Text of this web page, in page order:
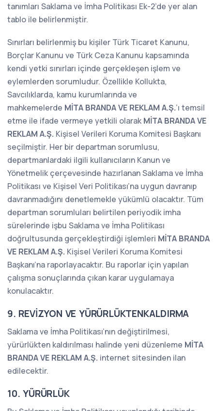
tanımları Saklama ve İmha Politikası Ek-2’de yer alan
tablo ile belirlenmiştir.
Sınırları belirlenmiş bu kişiler Türk Ticaret Kanunu,
Borçlar Kanunu ve Türk Ceza Kanunu kapsamında
kendi yetki sınırları içinde gerçekleşen işlem ve
eylemlerden sorumludur. Özellikle Kollukta,
Savcılıklarda, kamu kurumlarında ve
mahkemelerde MİTA BRANDA VE REKLAM A.Ş.’ı temsil
etme ile ifade vermeye yetkili olarak MİTA BRANDA VE
REKLAM A.Ş. Kişisel Verileri Koruma Komitesi Başkanı
seçilmiştir. Her bir departman sorumlusu,
departmanlardaki ilgili kullanıcıların Kanun ve
Yönetmelik çerçevesinde hazırlanan Saklama ve İmha
Politikası ve Kişisel Veri Politikası’na uygun davranıp
davranmadığını denetlemekle yükümlü olacaktır. Tüm
departman sorumluları belirtilen periyodik imha
sürelerinde işbu Saklama ve İmha Politikası
doğrultusunda gerçekleştirdiği işlemleri MİTA BRANDA
VE REKLAM A.Ş. Kişisel Verileri Koruma Komitesi
Başkanı’na raporlayacaktır. Bu raporlar için yapılan
çalışma sonuçlarında çıkan karar uygulamaya
konulacaktır.
9. REVİZYON VE YÜRÜRLÜKTENKALDIRMA
Saklama ve İmha Politikası’nın değiştirilmesi,
yürürlükten kaldırılması halinde yeni düzenleme MİTA
BRANDA VE REKLAM A.Ş. internet sitesinden ilan
edilecektir.
10. YÜRÜRLÜK